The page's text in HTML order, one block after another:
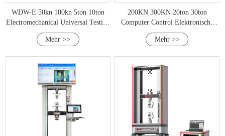
WDW-E 50kn 100kn 5ton 10ton
Electromechanical Universal Testing
Machine
Mehr >>
200KN 300KN 20ton 30ton
Computer Control Elektronische
Universal -Testmaschine
Mehr >>